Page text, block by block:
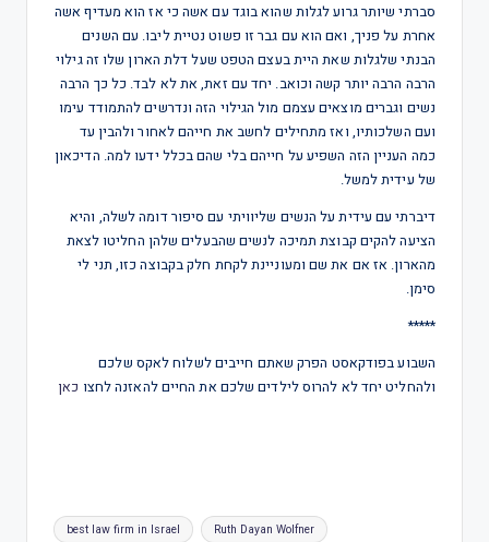
סברתי שיותר גרוע לגלות שהוא בוגד עם אשה כי אז הוא מעדיף אשה
אחרת על פניך, ואם הוא עם גבר זו פשוט נטיית ליבו. עם השנים
הבנתי שלגלות שאת היית בעצם הטפט שעל דלת הארון שלו זה גילוי
הרבה הרבה יותר קשה וכואב. יחד עם זאת, את לא לבד. כל כך הרבה
נשים וגברים מוצאים עצמם מול הגילוי הזה ונדרשים להתמודד עימו
ועם השלכותיו, ואז מתחילים לחשב את חייהם לאחור ולהבין עד
כמה העניין הזה השפיע על חייהם בלי שהם בכלל ידעו למה. הדיכאון
של עידית למשל.
דיברתי עם עידית על הנשים שליוויתי עם סיפור דומה לשלה, והיא
הציעה להקים קבוצת תמיכה לנשים שהבעלים שלהן החליטו לצאת
מהארון. אז אם את שם ומעוניינת לקחת חלק בקבוצה כזו, תני לי
סימן.
*****
השבוע בפודקאסט הפרק שאתם חייבים לשלוח לאקס שלכם
ולהחליט יחד לא להרוס לילדים שלכם את החיים להאזנה לחצו כאן
best law firm in Israel Ruth Dayan Wolfner